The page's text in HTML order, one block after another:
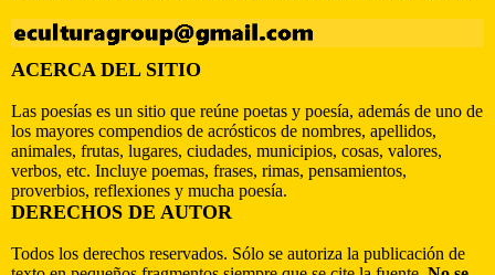
ACERCA DEL SITIO
Las poesías es un sitio que reúne poetas y poesía, además de uno de
los mayores compendios de acrósticos de nombres, apellidos,
animales, frutas, lugares, ciudades, municipios, cosas, valores,
verbos, etc. Incluye poemas, frases, rimas, pensamientos,
proverbios, reflexiones y mucha poesía.
DERECHOS DE AUTOR
Todos los derechos reservados. Sólo se autoriza la publicación de